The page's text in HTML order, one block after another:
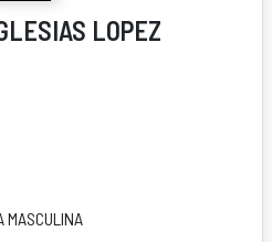
LOPEZ
MASCULINA